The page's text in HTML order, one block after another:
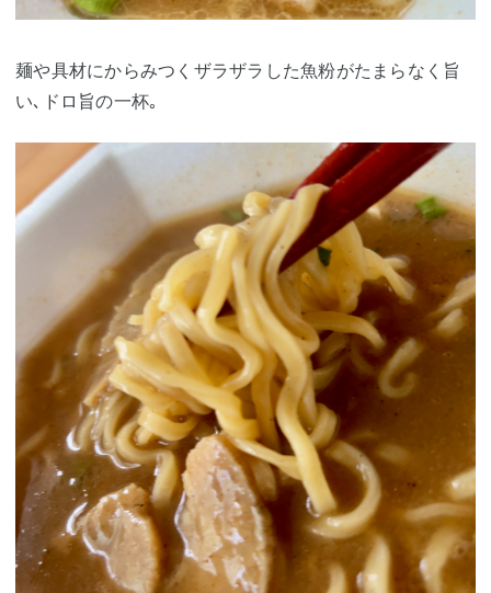
麺や具材にからみつくザラザラした魚粉がたまらなく旨
い､ドロ旨の一杯｡